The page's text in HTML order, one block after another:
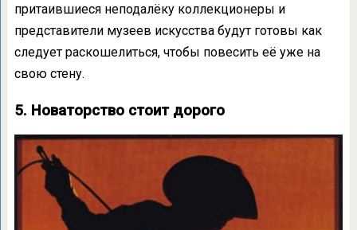
притаившиеся неподалёку коллекционеры и
представители музеев искусства будут готовы как
следует раскошелиться, чтобы повесить её уже на
свою стену.
5. Новаторство стоит дорого